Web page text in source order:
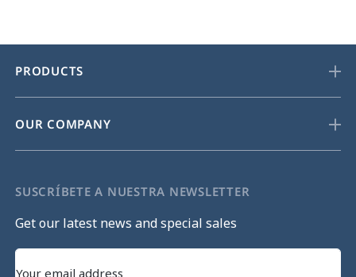
PRODUCTS
OUR COMPANY
SUSCRÍBETE A NUESTRA NEWSLETTER
Get our latest news and special sales